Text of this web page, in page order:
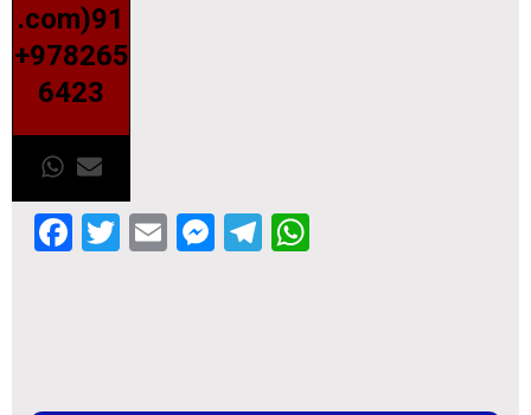
.com)91
+978265
6423
Facebook
Twitter
EmailMessenger
Telegram